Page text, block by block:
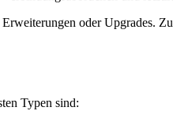
oder Upgrades.
Typen sind: